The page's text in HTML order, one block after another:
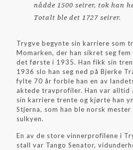
nådde 1500 seirer, tok han
Totalt ble det 1727 seirer.
Trygve begynte sin karriere som
Momarken, der han sikret seg
det første i 1935. Han fikk sin
1936 slo han seg ned på Bjerke
fylte 70 år forble han en av
aktede travprofiler. Han var alltid
sin karriere trente og kjørte han
Stjerna, som han ble norsk
sulkyen.
En av de store vinnerprofilene i
stall var Tango Senator,